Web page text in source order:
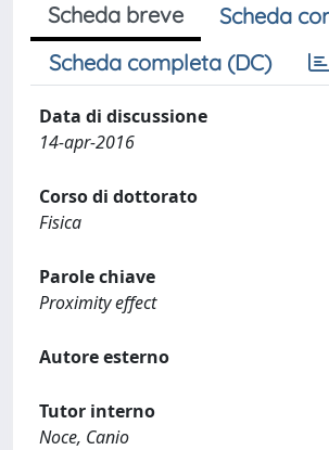
Scheda breve
Scheda
Scheda completa (DC)
Data di discussione
14-apr-2016
Corso di dottorato
Fisica
Parole chiave
Proximity effect
Autore esterno
Tutor interno
Noce, Canio